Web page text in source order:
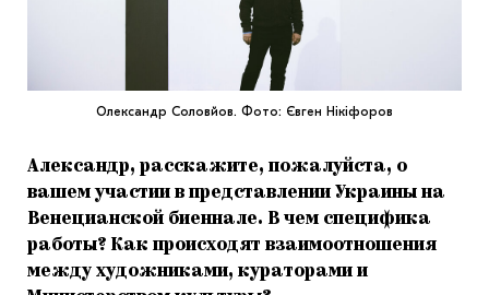
Олександр Соловйов. Фото: Євген Нікіфоров
Александр, расскажите, пожалуйста, о
вашем участии в представлении Украины на
Венецианской биеннале. В чем специфика
работы? Как происходят взаимоотношения
между художниками, кураторами и